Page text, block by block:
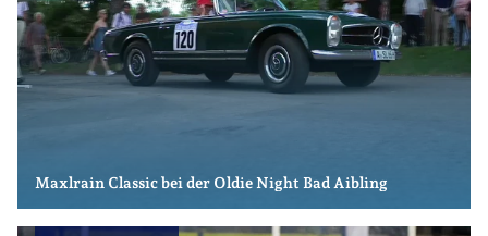
Maxlrain Classic bei der Oldie Night Bad Aibling